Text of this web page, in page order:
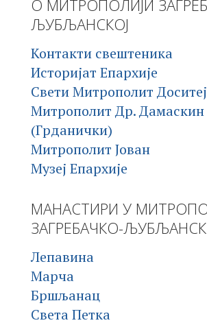
О МИТРОПОЛИЈИ
ЉУБЉАНСКОЈ
Контакти свештеника
Историјат Епархије
Свети Митрополит
Митрополит Др. Дамаскин
(Грданички)
Митрополит Јован
Музеј Епархије
МАНАСТИРИ У
ЗАГРЕБАЧКО-
Лепавина
Марча
Бршљанац
Света Петка